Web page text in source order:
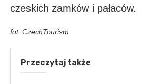
czeskich zamków i pałaców.
fot: CzechTourism
Przeczytaj także